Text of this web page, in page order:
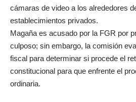
cámaras de video a los alrededores
establecimientos privados.
Magaña es acusado por la FGR por
culposo; sin embargo, la comisión
fiscal para determinar si procede el
constitucional para que enfrente el
ordinaria.